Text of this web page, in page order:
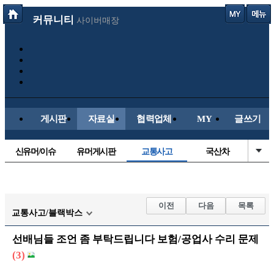
커뮤니티 사이버매장
게시판 자료실 협력업체 MY 글쓰기
신유머/이슈 유머게시판 교통사고 국산차
자유사진 군사/무기
트럭/버스 항공/해운/철도
장착시공사진
교통사고/블랙박스
이전 다음 목록
선배님들 조언 좀 부탁드립니다 보험/공업사 수리 문제
(3)